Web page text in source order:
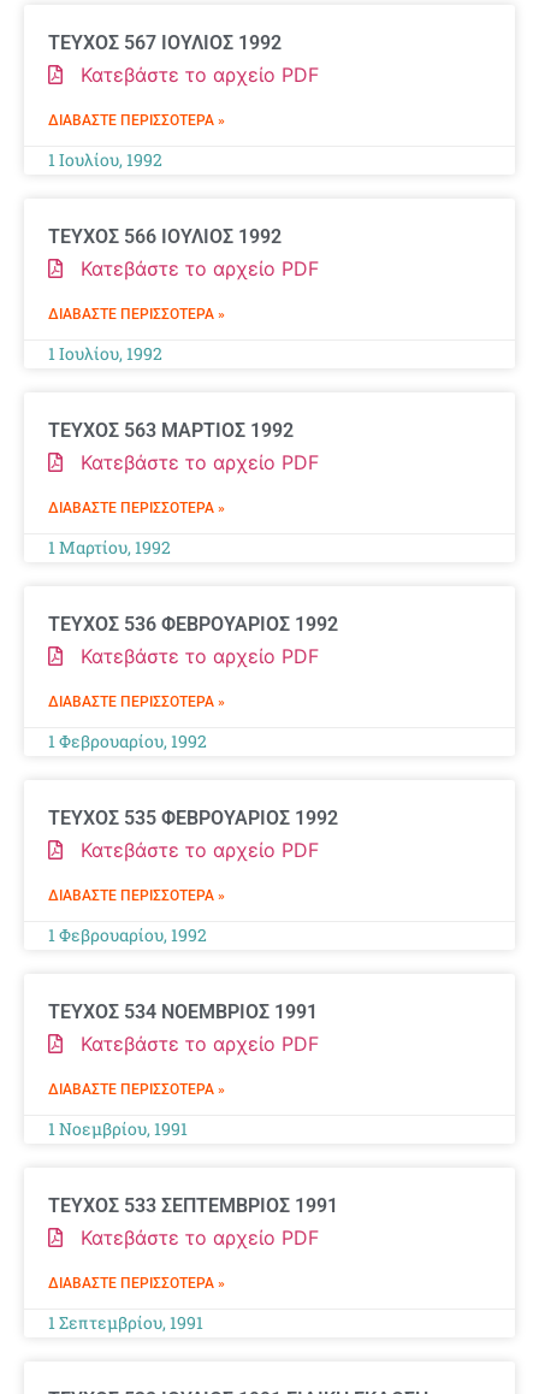
ΤΕΥΧΟΣ 567 ΙΟΥΛΙΟΣ 1992
Κατεβάστε το αρχείο PDF
ΔΙΑΒΆΣΤΕ ΠΕΡΙΣΣΌΤΕΡΑ »
1 Ιουλίου, 1992
ΤΕΥΧΟΣ 566 ΙΟΥΛΙΟΣ 1992
Κατεβάστε το αρχείο PDF
ΔΙΑΒΆΣΤΕ ΠΕΡΙΣΣΌΤΕΡΑ »
1 Ιουλίου, 1992
ΤΕΥΧΟΣ 563 ΜΑΡΤΙΟΣ 1992
Κατεβάστε το αρχείο PDF
ΔΙΑΒΆΣΤΕ ΠΕΡΙΣΣΌΤΕΡΑ »
1 Μαρτίου, 1992
ΤΕΥΧΟΣ 536 ΦΕΒΡΟΥΑΡΙΟΣ 1992
Κατεβάστε το αρχείο PDF
ΔΙΑΒΆΣΤΕ ΠΕΡΙΣΣΌΤΕΡΑ »
1 Φεβρουαρίου, 1992
ΤΕΥΧΟΣ 535 ΦΕΒΡΟΥΑΡΙΟΣ 1992
Κατεβάστε το αρχείο PDF
ΔΙΑΒΆΣΤΕ ΠΕΡΙΣΣΌΤΕΡΑ »
1 Φεβρουαρίου, 1992
ΤΕΥΧΟΣ 534 ΝΟΕΜΒΡΙΟΣ 1991
Κατεβάστε το αρχείο PDF
ΔΙΑΒΆΣΤΕ ΠΕΡΙΣΣΌΤΕΡΑ »
1 Νοεμβρίου, 1991
ΤΕΥΧΟΣ 533 ΣΕΠΤΕΜΒΡΙΟΣ 1991
Κατεβάστε το αρχείο PDF
ΔΙΑΒΆΣΤΕ ΠΕΡΙΣΣΌΤΕΡΑ »
1 Σεπτεμβρίου, 1991